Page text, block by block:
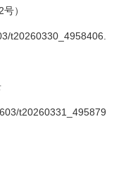
）
t20260330_4958406.
t20260331_495879